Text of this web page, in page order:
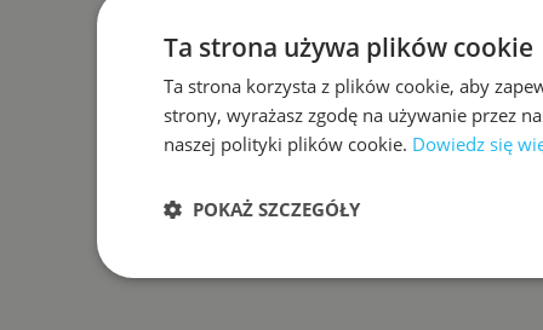
Ta strona używa plików cookie
Ta strona korzysta z plików cookie, aby
strony, wyrażasz zgodę na używanie przez
naszej polityki plików cookie. Dowiedz się
POKAŻ SZCZEGÓŁY